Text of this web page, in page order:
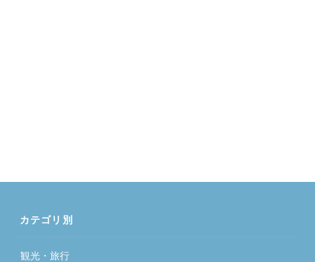
カテゴリ別
観光・旅行